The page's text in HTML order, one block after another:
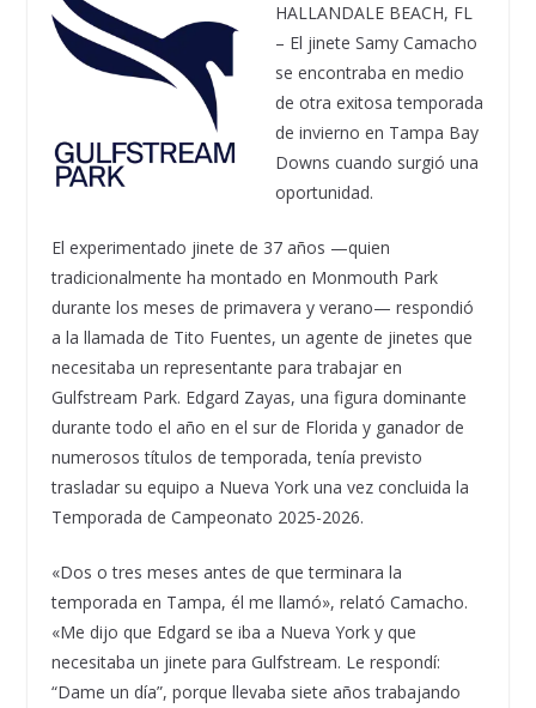
HALLANDALE BEACH, FL
– El jinete Samy Camacho
se encontraba en medio
de otra exitosa temporada
de invierno en Tampa Bay
Downs cuando surgió una
oportunidad.
El experimentado jinete de 37 años —quien
tradicionalmente ha montado en Monmouth Park
durante los meses de primavera y verano— respondió
a la llamada de Tito Fuentes, un agente de jinetes que
necesitaba un representante para trabajar en
Gulfstream Park. Edgard Zayas, una figura dominante
durante todo el año en el sur de Florida y ganador de
numerosos títulos de temporada, tenía previsto
trasladar su equipo a Nueva York una vez concluida la
Temporada de Campeonato 2025-2026.
«Dos o tres meses antes de que terminara la
temporada en Tampa, él me llamó», relató Camacho.
«Me dijo que Edgard se iba a Nueva York y que
necesitaba un jinete para Gulfstream. Le respondí:
“Dame un día”, porque llevaba siete años trabajando